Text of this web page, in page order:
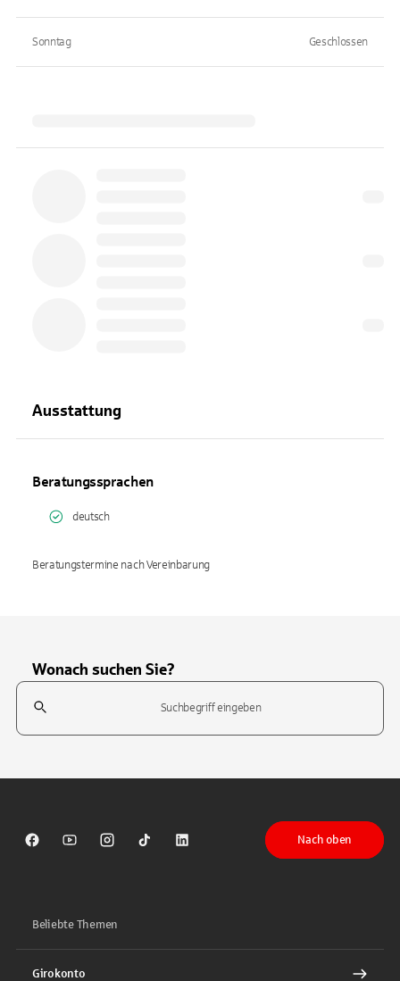
Sonntag Geschlossen
Ausstattung
Beratungssprachen
deutsch
Beratungstermine nach Vereinbarung
Wonach suchen Sie?
Suchfeld
Sparkasse auf Facebook
Sparkasse auf Youtube
Sparkasse auf Instagram
Sparkasse auf TikTok
Sparkasse auf LinkedIn
Nach oben
Beliebte Themen
Girokonto